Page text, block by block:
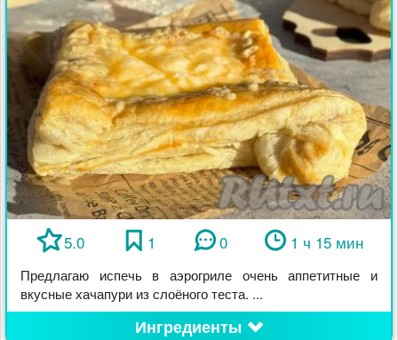
5.0 1 0 1 ч 15 мин
Предлагаю испечь в аэрогриле очень аппетитные и
вкусные хачапури из слоёного теста. ...
Ингредиенты